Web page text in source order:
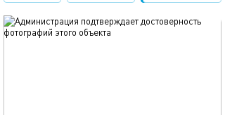
обновлено 11.12.2025